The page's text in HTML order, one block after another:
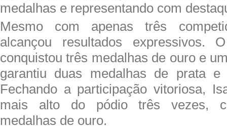
medalhas e representando com
Mesmo com apenas três
alcançou resultados expressivos.
conquistou três medalhas de ouro e
garantiu duas medalhas de prata
Fechando a participação vitoriosa,
mais alto do pódio três vezes,
medalhas de ouro.